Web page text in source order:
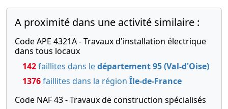
A proximité dans une activité similaire :
Code APE 4321A - Travaux d'installation électrique
dans tous locaux
142faillites dans ledépartement 95 (Val-d'Oise)
1376faillites dans la région Île-de-France
Code NAF 43 - Travaux de construction spécialisés